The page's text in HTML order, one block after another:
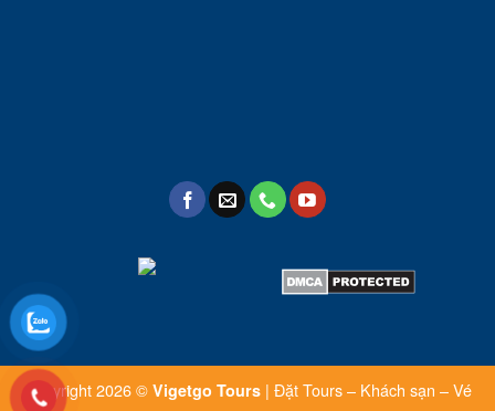
Copyright 2026 © Vigetgo Tours| Đặt Tours – Khách sạn – Vé